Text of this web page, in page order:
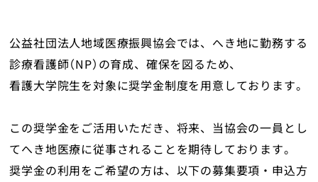
ライブラリ
入会のご案内
会員の方へ
個人情報保護方針
公益社団法人地域医療振興協会では、へき地に勤務する
診療看護師（NP）の育成、確保を図るため、
看護大学院生を対象に奨学金制度を用意しております。
この奨学金をご活用いただき、将来、当協会の一員とし
てへき地医療に従事されることを期待しております。
奨学金の利用をご希望の方は、以下の募集要項・申込方